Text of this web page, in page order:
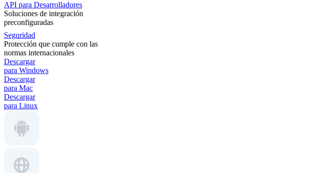
API para Desarrolladores
Soluciones de integración
preconfiguradas
Seguridad
Protección que cumple con las
normas internacionales
Descargar
para Windows
Descargar
para Mac
Descargar
para Linux